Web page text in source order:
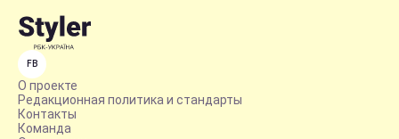
FB
О проекте
Редакционная политика и стандарты
Контакты
Команда